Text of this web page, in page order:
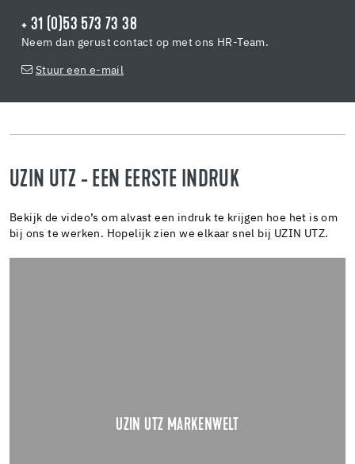
+ 31 (0)53 573 73 38
Neem dan gerust contact op met ons HR-Team.
Stuur een e-mail
UZIN UTZ - EEN EERSTE INDRUK
Bekijk de video’s om alvast een indruk te krijgen hoe het is om
bij ons te werken. Hopelijk zien we elkaar snel bij UZIN UTZ.
UZIN UTZ MARKENWELT